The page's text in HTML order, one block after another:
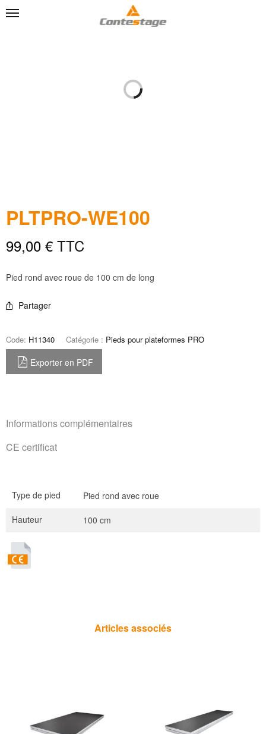
PLTPRO-WE100
99,00 € TTC
Pied rond avec roue de 100 cm de long
Partager
Code: H11340 Catégorie : Pieds pour plateformes PRO
Exporter en PDF
Informations complémentaires
CE certificat
Type de pied
Pied rond avec roue
Hauteur
100 cm
Articles associés